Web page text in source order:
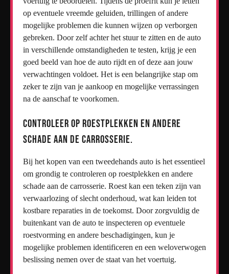
op eventuele vreemde geluiden, trillingen of andere
mogelijke problemen die kunnen wijzen op verborgen
gebreken. Door zelf achter het stuur te zitten en de auto
in verschillende omstandigheden te testen, krijg je een
goed beeld van hoe de auto rijdt en of deze aan jouw
verwachtingen voldoet. Het is een belangrijke stap om
zeker te zijn van je aankoop en mogelijke verrassingen
na de aanschaf te voorkomen.
Controleer op roestplekken en andere
schade aan de carrosserie.
Bij het kopen van een tweedehands auto is het essentieel
om grondig te controleren op roestplekken en andere
schade aan de carrosserie. Roest kan een teken zijn van
verwaarlozing of slecht onderhoud, wat kan leiden tot
kostbare reparaties in de toekomst. Door zorgvuldig de
buitenkant van de auto te inspecteren op eventuele
roestvorming en andere beschadigingen, kun je
mogelijke problemen identificeren en een weloverwogen
beslissing nemen over de staat van het voertuig.